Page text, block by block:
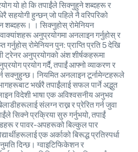
यो हो कि तपाईंले सिक्नुहुने शब्दहरू र
सहयोगी हुन्छन् जो पहिले नै वरिपरिको
शब्दहरू। । सिक्नुहोस् रोमेनियन
अनुप्रयोगमा अनलाइन गर्नुहोस् र
गर्नुहोस् रोमेनियन पुन: प्राप्ति प्रति 5 देखि
ट्रेनर अनुप्रयोगको अंश शीर्षकहरूमा
प्रयोग गर्दै, तपाईं आफ्नो व्याकरण र
सक्नुहुन्छ। नियमित अनलाइन टूर्नामेन्टहरूले
भर्खरै तपाईंलाई सफल पार्ने अद्भुत
विदेशी भाषा एक अविश्वसनीय अनुभव
संलग्न राख्न र प्रेरित गर्न जुवा
सिक्ने प्रक्रिया सुरु गर्नुभयो, तपाईं
र पावर-अपहरूको बिल्कुल पार
एक अर्काको बिरूद्ध प्रतिस्पर्धा
दिन्छ। ग्वाइटिफिकेशन र